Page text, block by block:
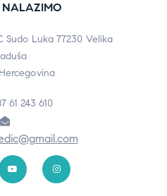
NALAZIMO
Sudo Luka 77230 Velika
61 243 610